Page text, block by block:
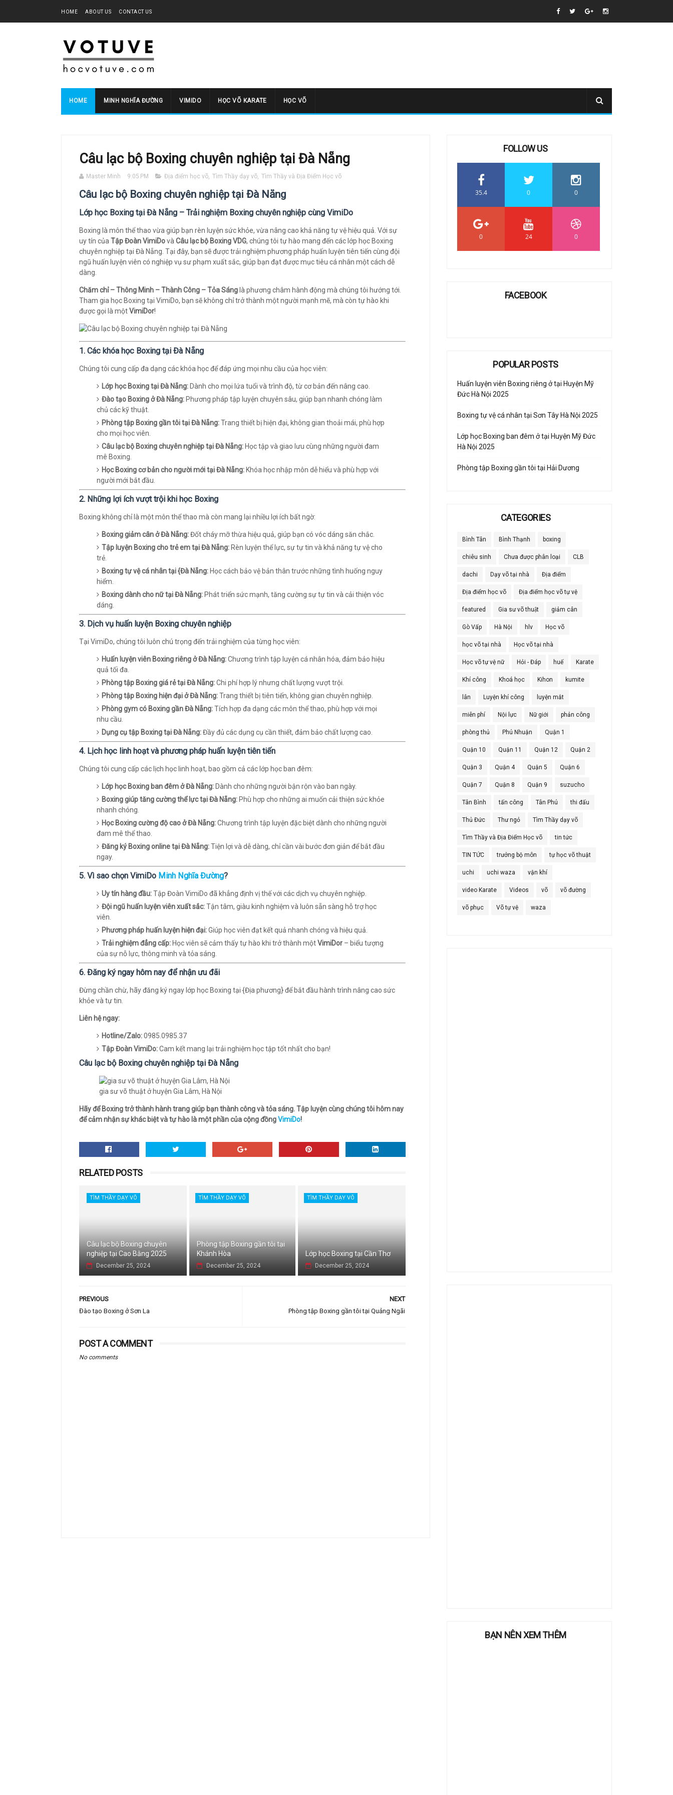
HOME ABOUT US CONTACT US
HOME MINH NGHĨA ĐƯỜNG VIMIDO HỌC VÕ KARATE HỌC VÕ
Câu lạc bộ Boxing chuyên nghiệp tại Đà Nẵng
Master Minh 9:05 PM Địa điểm học võ, Tìm Thầy dạy võ, Tìm Thầy và Địa Điểm Học võ
Câu lạc bộ Boxing chuyên nghiệp tại Đà Nẵng
Lớp học Boxing tại Đà Nẵng – Trải nghiệm Boxing chuyên nghiệp cùng VimiDo
Boxing là môn thể thao vừa giúp bạn rèn luyện sức khỏe, vừa nâng cao khả năng tự vệ hiệu quả. Với sự
uy tín của Tập Đoàn VimiDovà Câu lạc bộ Boxing VDG, chúng tôi tự hào mang đến các lớp học Boxing
chuyên nghiệp tại Đà Nẵng. Tại đây, bạn sẽ được trải nghiệm phương pháp huấn luyện tiên tiến cùng đội
ngũ huấn luyện viên có nghiệp vụ sư phạm xuất sắc, giúp bạn đạt được mục tiêu cá nhân một cách dễ
dàng.
Chăm chỉ – Thông Minh – Thành Công – Tỏa Sáng là phương châm hành động mà chúng tôi hướng tới.
Tham gia học Boxing tại VimiDo, bạn sẽ không chỉ trở thành một người mạnh mẽ, mà còn tự hào khi
được gọi là mộtVimiDor!
1. Các khóa học Boxing tại Đà Nẵng
Chúng tôi cung cấp đa dạng các khóa học để đáp ứng mọi nhu cầu của học viên:
Lớp học Boxing tại Đà Nẵng: Dành cho mọi lứa tuổi và trình độ, từ cơ bản đến nâng cao.
Đào tạo Boxing ở Đà Nẵng: Phương pháp tập luyện chuyên sâu, giúp bạn nhanh chóng làm
chủ các kỹ thuật.
Phòng tập Boxing gần tôi tại Đà Nẵng:Trang thiết bị hiện đại, không gian thoải mái, phù hợp
cho mọi học viên.
Câu lạc bộ Boxing chuyên nghiệp tại Đà Nẵng: Học tập và giao lưu cùng những người đam
mê Boxing.
Học Boxing cơ bản cho người mới tại Đà Nẵng: Khóa học nhập môn dễ hiểu và phù hợp với
người mới bắt đầu.
2. Những lợi ích vượt trội khi học Boxing
Boxing không chỉ là một môn thể thao mà còn mang lại nhiều lợi ích bất ngờ:
Boxing giảm cân ở Đà Nẵng:Đốt cháy mỡ thừa hiệu quả, giúp bạn có vóc dáng săn chắc.
Tập luyện Boxing cho trẻ em tại Đà Nẵng: Rèn luyện thể lực, sự tự tin và khả năng tự vệ cho
trẻ.
Boxing tự vệ cá nhân tại {Đà Nẵng: Học cách bảo vệ bản thân trước những tình huống nguy
hiểm.
Boxing dành cho nữ tại Đà Nẵng: Phát triển sức mạnh, tăng cường sự tự tin và cải thiện vóc
dáng.
3. Dịch vụ huấn luyện Boxing chuyên nghiệp
Tại VimiDo, chúng tôi luôn chú trọng đến trải nghiệm của từng học viên:
Huấn luyện viên Boxing riêng ở Đà Nẵng:Chương trình tập luyện cá nhân hóa, đảm bảo hiệu
quả tối đa.
Phòng tập Boxing giá rẻ tại Đà Nẵng:Chi phí hợp lý nhưng chất lượng vượt trội.
Phòng tập Boxing hiện đại ở Đà Nẵng:Trang thiết bị tiên tiến, không gian chuyên nghiệp.
Phòng gym có Boxing gần Đà Nẵng:Tích hợp đa dạng các môn thể thao, phù hợp với mọi
nhu cầu.
Dụng cụ tập Boxing tại Đà Nẵng:Đầy đủ các dụng cụ cần thiết, đảm bảo chất lượng cao.
4. Lịch học linh hoạt và phương pháp huấn luyện tiên tiến
Chúng tôi cung cấp các lịch học linh hoạt, bao gồm cả các lớp học ban đêm:
Lớp học Boxing ban đêm ở Đà Nẵng: Dành cho những người bận rộn vào ban ngày.
Boxing giúp tăng cường thể lực tại Đà Nẵng: Phù hợp cho những ai muốn cải thiện sức khỏe
nhanh chóng.
Học Boxing cường độ cao ở Đà Nẵng:Chương trình tập luyện đặc biệt dành cho những người
đam mê thể thao.
Đăng ký Boxing online tại Đà Nẵng:Tiện lợi và dễ dàng, chỉ cần vài bước đơn giản để bắt đầu
ngay.
5. Vì sao chọn VimiDo Minh Nghĩa Đường?
Uy tín hàng đầu:Tập Đoàn VimiDo đã khẳng định vị thế với các dịch vụ chuyên nghiệp.
Đội ngũ huấn luyện viên xuất sắc:Tận tâm, giàu kinh nghiệm và luôn sẵn sàng hỗ trợ học
viên.
Phương pháp huấn luyện hiện đại:Giúp học viên đạt kết quả nhanh chóng và hiệu quả.
Trải nghiệm đẳng cấp: Học viên sẽ cảm thấy tự hào khi trở thành mộtVimiDor – biểu tượng
của sự nỗ lực, thông minh và tỏa sáng.
6. Đăng ký ngay hôm nay để nhận ưu đãi
Đừng chần chừ, hãy đăng ký ngay lớp học Boxing tại {Địa phương} để bắt đầu hành trình nâng cao sức
khỏe và tự tin.
Liên hệ ngay:
Hotline/Zalo:0985.0985.37
Tập Đoàn VimiDo:Cam kết mang lại trải nghiệm học tập tốt nhất cho bạn!
Câu lạc bộ Boxing chuyên nghiệp tại Đà Nẵng
gia sư võ thuật ở huyện Gia Lâm, Hà Nội
Hãy để Boxing trở thành hành trang giúp bạn thành công và tỏa sáng. Tập luyện cùng chúng tôi hôm nay
để cảm nhận sự khác biệt và tự hào là một phần của cộng đồngVimiDo!
RELATED POSTS
TÌM THẦY DẠY VÕ
Câu lạc bộ Boxing chuyên
nghiệp tại Cao Bằng 2025
December 25, 2024
TÌM THẦY DẠY VÕ
Phòng tập Boxing gần tôi tại
Khánh Hòa
December 25, 2024
TÌM THẦY DẠY VÕ
Lớp học Boxing tại Cần Thơ
December 25, 2024
NEXT
Phòng tập Boxing gần tôi tại Quảng Ngãi
PREVIOUS
Đào tạo Boxing ở Sơn La
POST A COMMENT
No comments
FOLLOW US
35.4 0 0
0 24 0
FACEBOOK
POPULAR POSTS
Huấn luyện viên Boxing riêng ở tại Huyện Mỹ
Đức Hà Nội 2025
Boxing tự vệ cá nhân tại Sơn Tây Hà Nội 2025
Lớp học Boxing ban đêm ở tại Huyện Mỹ Đức
Hà Nội 2025
Phòng tập Boxing gần tôi tại Hải Dương
CATEGORIES
Bình Tân Bình Thạnh boxing
chiêu sinh Chưa được phân loại CLB
dachi Dạy võ tại nhà Địa điểm
Địa điểm học võ Địa điểm học võ tự vệ
featured Gia sư võ thuật giảm cân
Gò Vấp Hà Nội hlv Học võ
học võ tại nhà Học võ tại nhà
Học võ tự vệ nữ Hỏi - Đáp huế Karate
Khí công Khoá học Kihon kumite
lân Luyện khí công luyện mắt
miễn phí Nội lực Nữ giới phản công
phòng thủ Phú Nhuận Quận 1
Quận 10 Quận 11 Quận 12 Quận 2
Quận 3 Quận 4 Quận 5 Quận 6
Quận 7 Quận 8 Quận 9 suzucho
Tân Bình tấn công Tân Phú thi đấu
Thủ Đức Thư ngỏ Tìm Thầy dạy võ
Tìm Thầy và Địa Điểm Học võ tin tức
TIN TỨC trưởng bộ môn tự học võ thuật
uchi uchi waza vận khí
video Karate Videos võ võ đường
võ phục Võ tự vệ waza
BẠN NÊN XEM THÊM